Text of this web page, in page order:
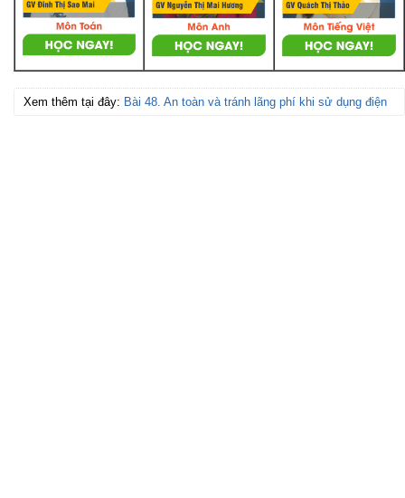
Xem thêm tại đây: Bài 48. An toàn và tránh lãng phí khi sử dụng điện